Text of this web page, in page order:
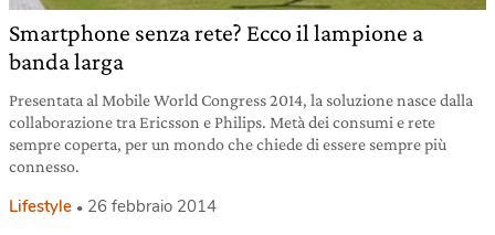
Smartphone senza rete? Ecco il lampione a
banda larga
Presentata al Mobile World Congress 2014, la soluzione nasce dalla
collaborazione tra Ericsson e Philips. Metà dei consumi e rete
sempre coperta, per un mondo che chiede di essere sempre più
connesso.
Lifestyle 26 febbraio 2014